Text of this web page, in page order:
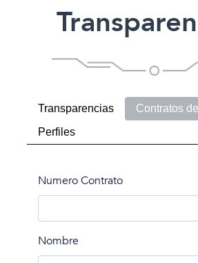
Transparencias
Perfiles
Numero Contrato
Nombre